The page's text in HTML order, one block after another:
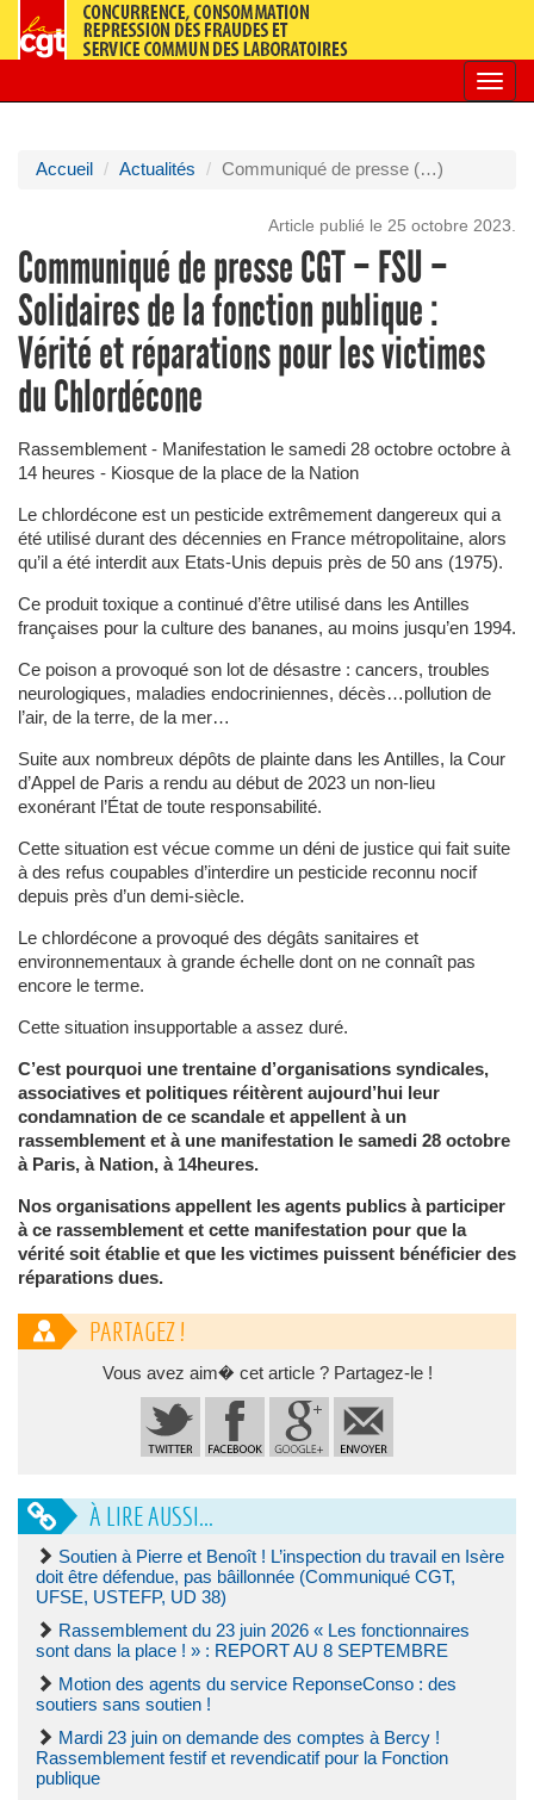
Accueil Actualités Communiqué de presse (…)
Article publié le 25 octobre 2023.
Communiqué de presse CGT – FSU –
Solidaires de la fonction publique :
Vérité et réparations pour les victimes
du Chlordécone
Rassemblement - Manifestation le samedi 28 octobre octobre à
14 heures - Kiosque de la place de la Nation
Le chlordécone est un pesticide extrêmement dangereux qui a
été utilisé durant des décennies en France métropolitaine, alors
qu’il a été interdit aux Etats-Unis depuis près de 50 ans (1975).
Ce produit toxique a continué d’être utilisé dans les Antilles
françaises pour la culture des bananes, au moins jusqu’en 1994.
Ce poison a provoqué son lot de désastre : cancers, troubles
neurologiques, maladies endocriniennes, décès…pollution de
l’air, de la terre, de la mer…
Suite aux nombreux dépôts de plainte dans les Antilles, la Cour
d’Appel de Paris a rendu au début de 2023 un non-lieu
exonérant l’État de toute responsabilité.
Cette situation est vécue comme un déni de justice qui fait suite
à des refus coupables d’interdire un pesticide reconnu nocif
depuis près d’un demi-siècle.
Le chlordécone a provoqué des dégâts sanitaires et
environnementaux à grande échelle dont on ne connaît pas
encore le terme.
Cette situation insupportable a assez duré.
C’est pourquoi une trentaine d’organisations syndicales,
associatives et politiques réitèrent aujourd’hui leur
condamnation de ce scandale et appellent à un
rassemblement et à une manifestation le samedi 28 octobre
à Paris, à Nation, à 14heures.
Nos organisations appellent les agents publics à participer
à ce rassemblement et cette manifestation pour que la
vérité soit établie et que les victimes puissent bénéficier des
réparations dues.
PARTAGEZ !
Vous avez aim� cet article ? Partagez-le !
À LIRE AUSSI...
Soutien à Pierre et Benoît ! L’inspection du travail en Isère
doit être défendue, pas bâillonnée (Communiqué CGT,
UFSE, USTEFP, UD 38)
Rassemblement du 23 juin 2026 « Les fonctionnaires
sont dans la place ! » : REPORT AU 8 SEPTEMBRE
Motion des agents du service ReponseConso : des
soutiers sans soutien !
Mardi 23 juin on demande des comptes à Bercy !
Rassemblement festif et revendicatif pour la Fonction
publique